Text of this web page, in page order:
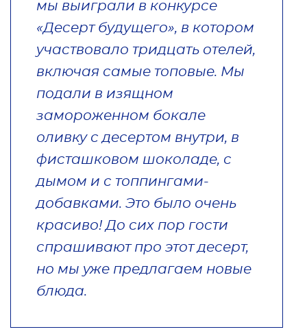
мы выиграли в конкурсе
«Десерт будущего», в котором
участвовало тридцать отелей,
включая самые топовые. Мы
подали в изящном
замороженном бокале
оливку с десертом внутри, в
фисташковом шоколаде, с
дымом и с топпингами-
добавками. Это было очень
красиво! До сих пор гости
спрашивают про этот десерт,
но мы уже предлагаем новые
блюда.